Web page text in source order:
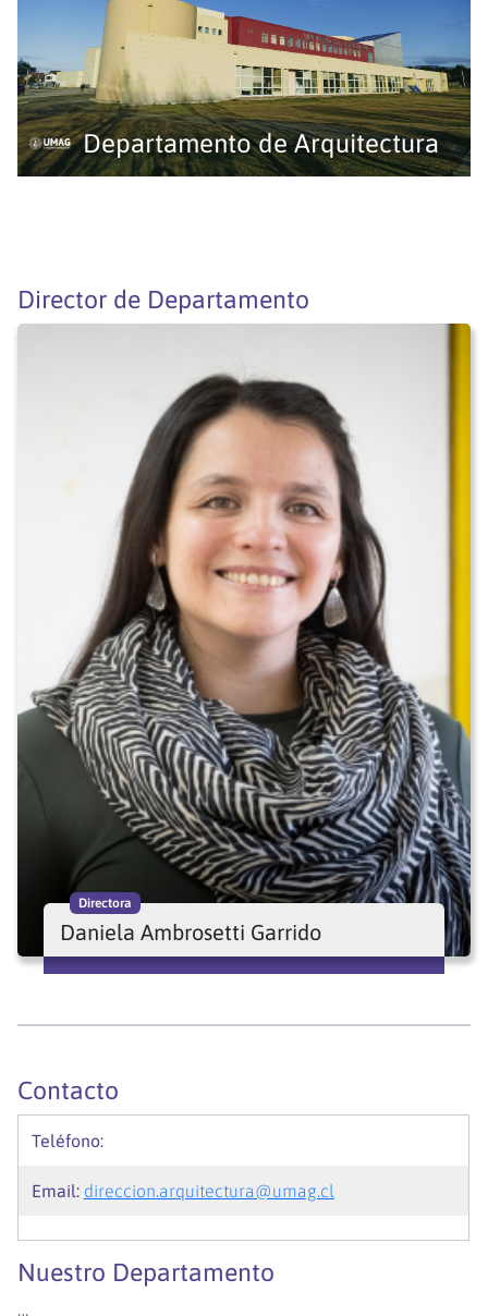
Departamento de Arquitectura
Director de Departamento
Directora
Daniela Ambrosetti Garrido
Contacto
Teléfono:
Email: direccion.arquitectura@umag.cl
Nuestro Departamento
…